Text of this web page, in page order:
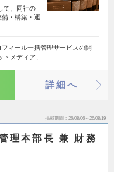
て、同社の
・構築・運
フィール一括管理サービスの開
トメディア、…
詳細へ
掲載期間 26/08/06～26/08/19
理本部長 兼 財務